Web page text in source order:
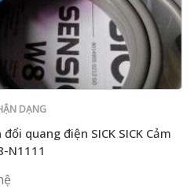
DẠNG
quang điện SICK SICK Cảm
N1111